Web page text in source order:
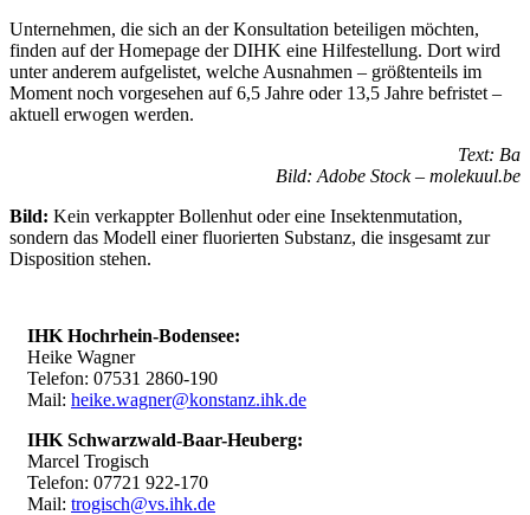
Unternehmen, die sich an der Konsultation beteiligen möchten,
finden auf der Homepage der DIHK eine Hilfestellung. Dort wird
unter anderem aufgelistet, welche Ausnahmen – größtenteils im
Moment noch vorgesehen auf 6,5 Jahre oder 13,5 Jahre befristet –
aktuell erwogen werden.
Text: Ba
Bild: Adobe Stock – molekuul.be
Bild: Kein verkappter Bollenhut oder eine Insektenmutation,
sondern das Modell einer fluorierten Substanz, die insgesamt zur
Disposition stehen.
IHK Hochrhein-Bodensee:
Heike Wagner
Telefon: 07531 2860-190
Mail: heike.wagner@konstanz.ihk.de
IHK Schwarzwald-Baar-Heuberg:
Marcel Trogisch
Telefon: 07721 922-170
Mail: trogisch@vs.ihk.de